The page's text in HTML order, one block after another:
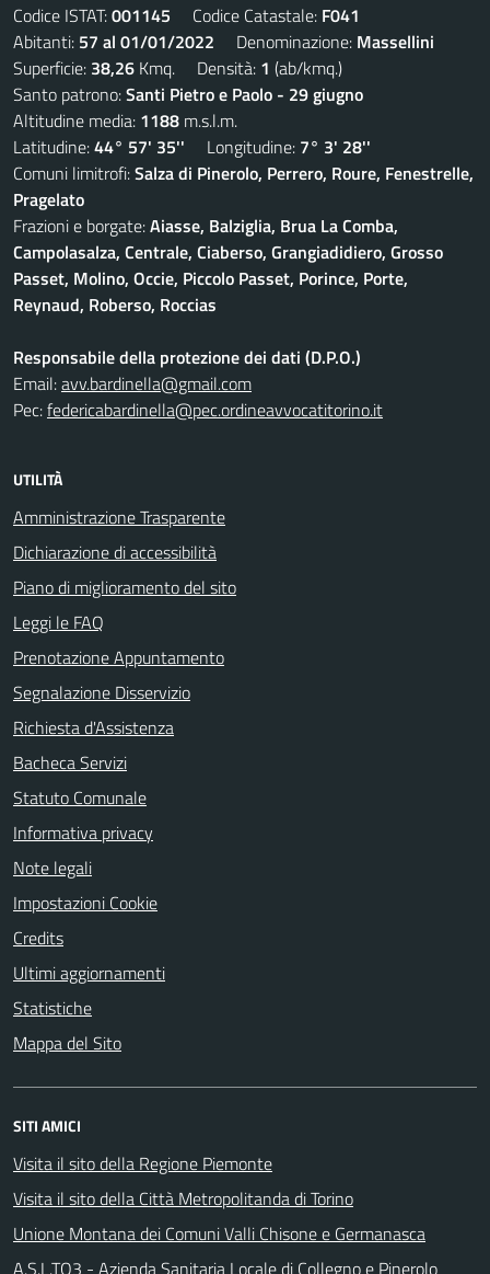
Codice ISTAT:001145 Codice Catastale: F041
Abitanti: 57 al 01/01/2022 Denominazione: Massellini
Superficie: 38,26 Kmq. Densità: 1 (ab/kmq.)
Santo patrono:Santi Pietro e Paolo - 29 giugno
Altitudine media: 1188 m.s.l.m.
Latitudine:44° 57' 35'' Longitudine: 7° 3' 28''
Comuni limitrofi:Salza di Pinerolo, Perrero, Roure, Fenestrelle,
Pragelato
Frazioni e borgate:Aiasse, Balziglia, Brua La Comba,
Campolasalza, Centrale, Ciaberso, Grangiadidiero, Grosso
Passet, Molino, Occie, Piccolo Passet, Porince, Porte,
Reynaud, Roberso, Roccias
Responsabile della protezione dei dati (D.P.O.)
Email:avv.bardinella@gmail.com
Pec:federicabardinella@pec.ordineavvocatitorino.it
UTILITÀ
Amministrazione Trasparente
Dichiarazione di accessibilità
Piano di miglioramento del sito
Leggi le FAQ
Prenotazione Appuntamento
Segnalazione Disservizio
Richiesta d'Assistenza
Bacheca Servizi
Statuto Comunale
Informativa privacy
Note legali
Impostazioni Cookie
Credits
Ultimi aggiornamenti
Statistiche
Mappa del Sito
SITI AMICI
Visita il sito della Regione Piemonte
Visita il sito della Città Metropolitanda di Torino
Unione Montana dei Comuni Valli Chisone e Germanasca
A.S.L.TO3 - Azienda Sanitaria Locale di Collegno e Pinerolo